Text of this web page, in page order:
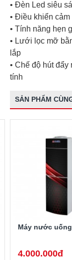
• Đèn Led siêu
• Điều khiển
• Tính năng hẹn
• Lưới lọc mỡ
lắp
• Chế độ hút
tính
SẢN PHẨM
4.000.000đ